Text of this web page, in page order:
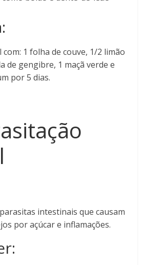
1 folha de couve, 1/2 limão
de gengibre, 1 maçã verde e
por 5 dias.
intestinais que causam
por açúcar e inflamações.